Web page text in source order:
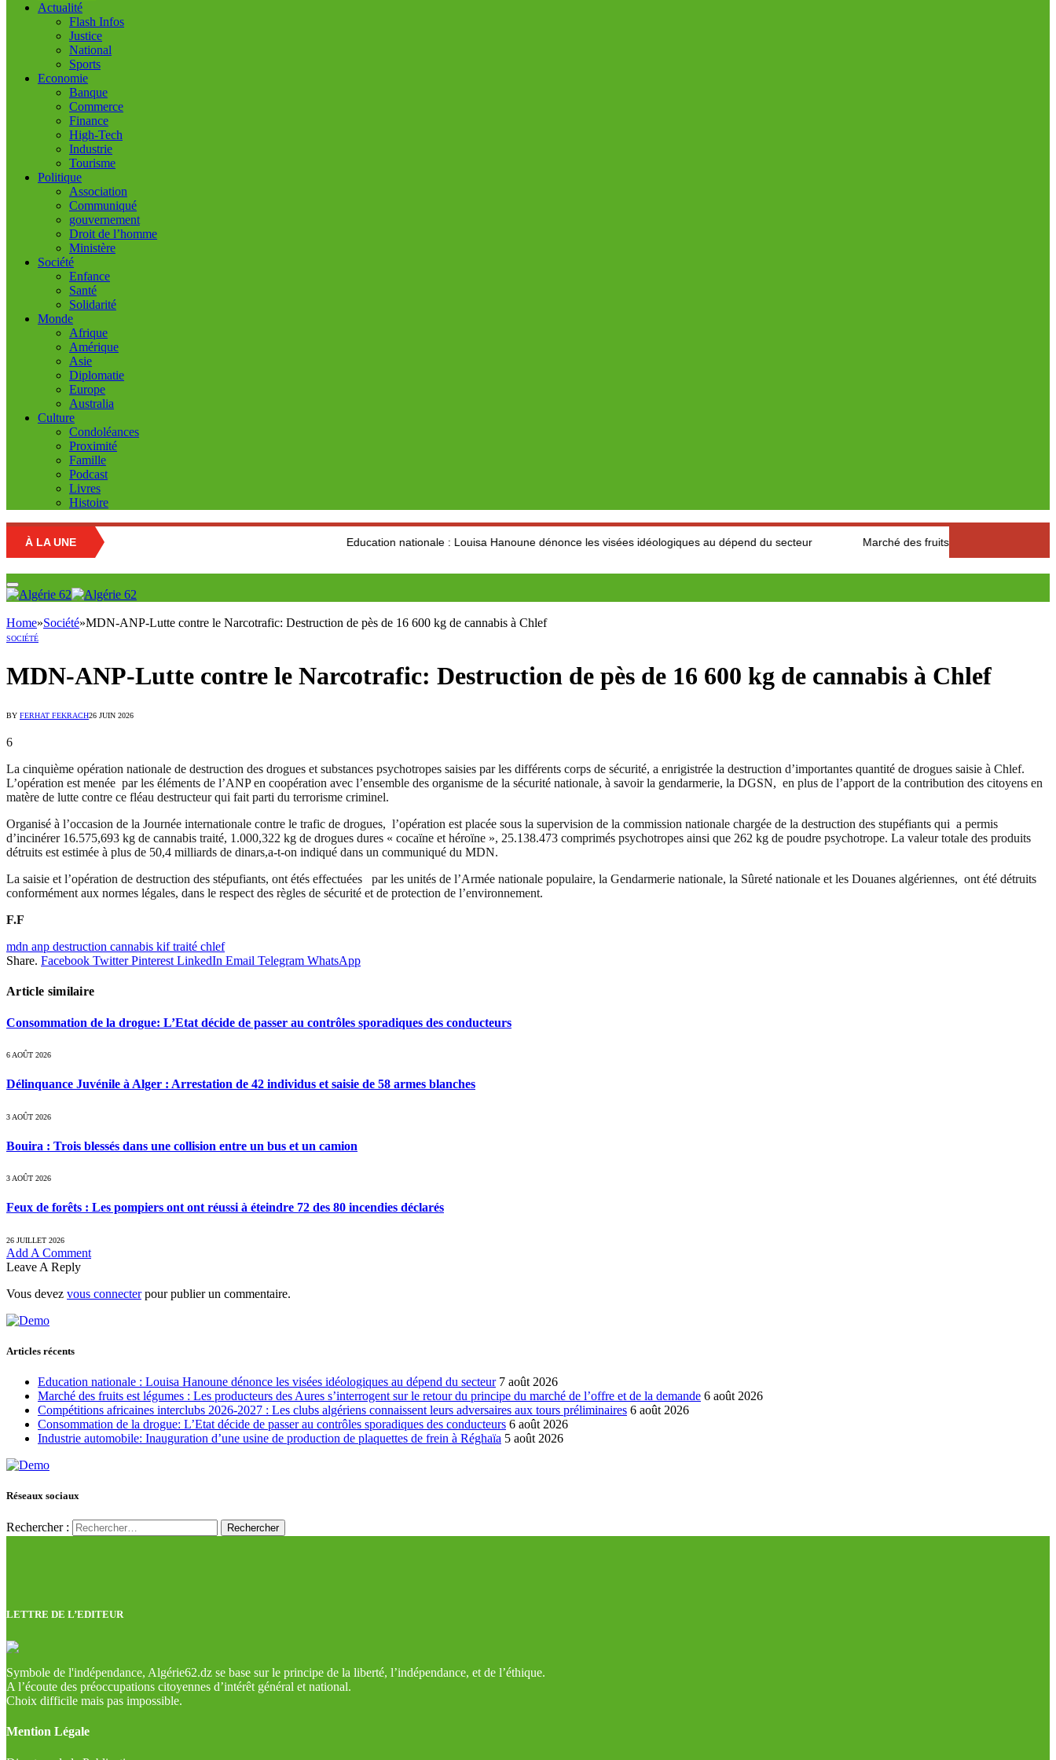
Actualité
Flash Infos
Justice
National
Sports
Economie
Banque
Commerce
Finance
High-Tech
Industrie
Tourisme
Politique
Association
Communiqué
gouvernement
Droit de l’homme
Ministère
Société
Enfance
Santé
Solidarité
Monde
Afrique
Amérique
Asie
Diplomatie
Europe
Australia
Culture
Condoléances
Proximité
Famille
Podcast
Livres
Histoire
À LA UNE Education nationale : Louisa Hanoune dénonce les visées idéologiques au dépend du secteur Marché des fruits est légumes : Les producteurs des
Home»Société»MDN-ANP-Lutte contre le Narcotrafic: Destruction de pès de 16 600 kg de cannabis à Chlef
SOCIÉTÉ
MDN-ANP-Lutte contre le Narcotrafic: Destruction de pès de 16 600 kg de cannabis à Chlef
BY FERHAT FEKRACH26 JUIN 2026
6
La cinquième opération nationale de destruction des drogues et substances psychotropes saisies par les différents corps de sécurité, a enrigistrée la destruction d’importantes quantité de drogues saisie à Chlef.
L’opération est menée par les éléments de l’ANP en coopération avec l’ensemble des organisme de la sécurité nationale, à savoir la gendarmerie, la DGSN, en plus de l’apport de la contribution des citoyens en
matère de lutte contre ce fléau destructeur qui fait parti du terrorisme criminel.
Organisé à l’occasion de la Journée internationale contre le trafic de drogues, l’opération est placée sous la supervision de la commission nationale chargée de la destruction des stupéfiants qui a permis
d’incinérer 16.575,693 kg de cannabis traité, 1.000,322 kg de drogues dures « cocaïne et héroïne », 25.138.473 comprimés psychotropes ainsi que 262 kg de poudre psychotrope. La valeur totale des produits
détruits est estimée à plus de 50,4 milliards de dinars,a-t-on indiqué dans un communiqué du MDN.
La saisie et l’opération de destruction des stépufiants, ont étés effectuées par les unités de l’Armée nationale populaire, la Gendarmerie nationale, la Sûreté nationale et les Douanes algériennes, ont été détruits
conformément aux normes légales, dans le respect des règles de sécurité et de protection de l’environnement.
F.F
mdn anp destruction cannabis kif traité chlef
Share. Facebook Twitter Pinterest LinkedIn Email Telegram WhatsApp
Article similaire
Consommation de la drogue: L’Etat décide de passer au contrôles sporadiques des conducteurs
6 AOÛT 2026
Délinquance Juvénile à Alger : Arrestation de 42 individus et saisie de 58 armes blanches
3 AOÛT 2026
Bouira : Trois blessés dans une collision entre un bus et un camion
3 AOÛT 2026
Feux de forêts : Les pompiers ont ont réussi à éteindre 72 des 80 incendies déclarés
26 JUILLET 2026
Add A Comment
Leave A Reply
Vous devez vous connecterpour publier un commentaire.
Articles récents
Education nationale : Louisa Hanoune dénonce les visées idéologiques au dépend du secteur 7 août 2026
Marché des fruits est légumes : Les producteurs des Aures s’interrogent sur le retour du principe du marché de l’offre et de la demande 6 août 2026
Compétitions africaines interclubs 2026-2027 : Les clubs algériens connaissent leurs adversaires aux tours préliminaires 6 août 2026
Consommation de la drogue: L’Etat décide de passer au contrôles sporadiques des conducteurs 6 août 2026
Industrie automobile: Inauguration d’une usine de production de plaquettes de frein à Réghaïa 5 août 2026
Réseaux sociaux
Rechercher :
LETTRE DE L’EDITEUR
Symbole de l'indépendance, Algérie62.dz se base sur le principe de la liberté, l’indépendance, et de l’éthique.
A l’écoute des préoccupations citoyennes d’intérêt général et national.
Choix difficile mais pas impossible.
Mention Légale